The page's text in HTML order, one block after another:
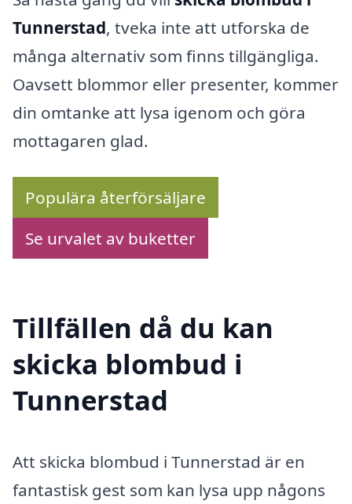
Tunnerstad, tveka inte att utforska de
många alternativ som finns tillgängliga.
Oavsett blommor eller presenter, kommer
din omtanke att lysa igenom och göra
mottagaren glad.
Populära återförsäljare
Se urvalet av buketter
Tillfällen då du kan
skicka blombud i
Tunnerstad
Att skicka blombud i Tunnerstad är en
fantastisk gest som kan lysa upp någons